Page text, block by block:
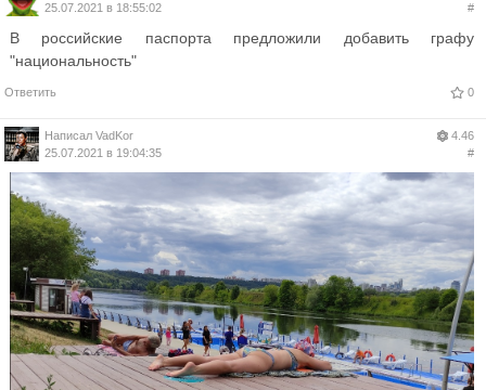
25.07.2021 в 18:55:02
#
В российские паспорта предложили добавить графу
"национальность"
Ответить 0
Написал VadKor
25.07.2021 в 19:04:35
4.46
#